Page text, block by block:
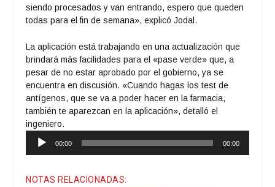
siendo procesados y van entrando, espero que queden
todas para el fin de semana», explicó Jodal.
La aplicación está trabajando en una actualización que
brindará más facilidades para el «pase verde» que, a
pesar de no estar aprobado por el gobierno, ya se
encuentra en discusión. «Cuando hagas los test de
antígenos, que se va a poder hacer en la farmacia,
también te aparezcan en la aplicación», detalló el
ingeniero.
Reproductor
00:00 00:00
NOTAS RELACIONADAS: